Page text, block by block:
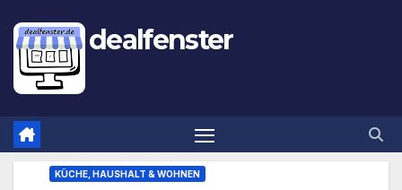
dealfenster
KÜCHE, HAUSHALT & WOHNEN